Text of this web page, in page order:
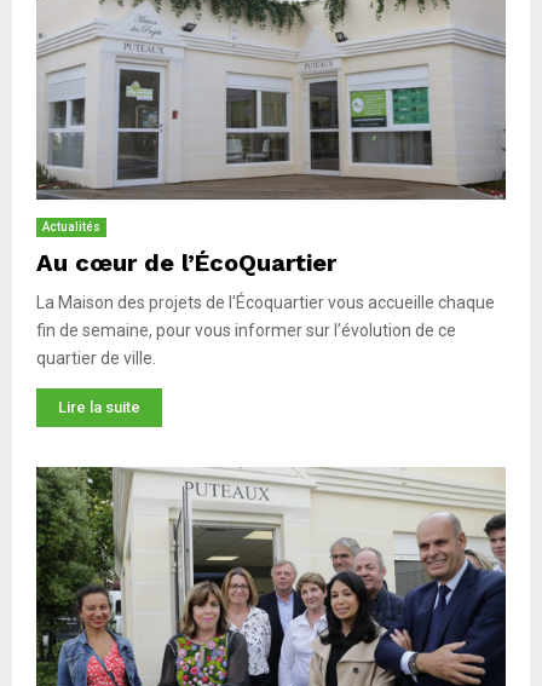
Actualités
Au cœur de l’ÉcoQuartier
La Maison des projets de l'Écoquartier vous accueille chaque
fin de semaine, pour vous informer sur l’évolution de ce
quartier de ville.
Lire la suite